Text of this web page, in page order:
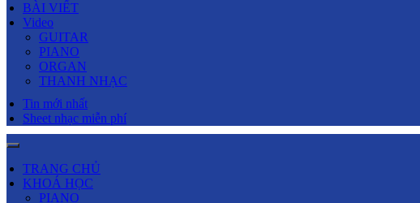
BÀI VIẾT
Video
GUITAR
PIANO
ORGAN
THANH NHẠC
Tin mới nhất
Sheet nhạc miễn phí
TRANG CHỦ
KHOÁ HỌC
PIANO